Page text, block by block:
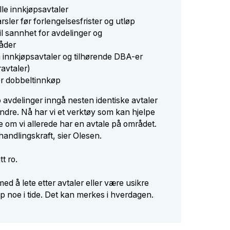
innkjøpsavtaler
før forlengelsesfrister og utløp
sannhet for avdelinger og
innkjøpsavtaler og tilhørende DBA-er
dobbeltinnkøp
inngå nesten identiske avtaler
Nå har vi et verktøy som kan hjelpe
om vi allerede har en avtale på området.
sier Olesen.
ro.
å lete etter avtaler eller være usikre
noe i tide. Det kan merkes i hverdagen.